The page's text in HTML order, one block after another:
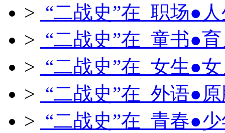
> “二战史”在 职场●
> “二战史”在 童书●
> “二战史”在 女生●
> “二战史”在 外语●
> “二战史”在 青春●